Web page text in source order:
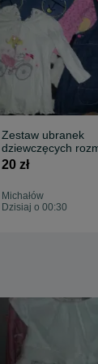
Zestaw ubranek
dziewczęcych
gratis kurteczka
20 zł
Michałów
Dzisiaj o 00:30